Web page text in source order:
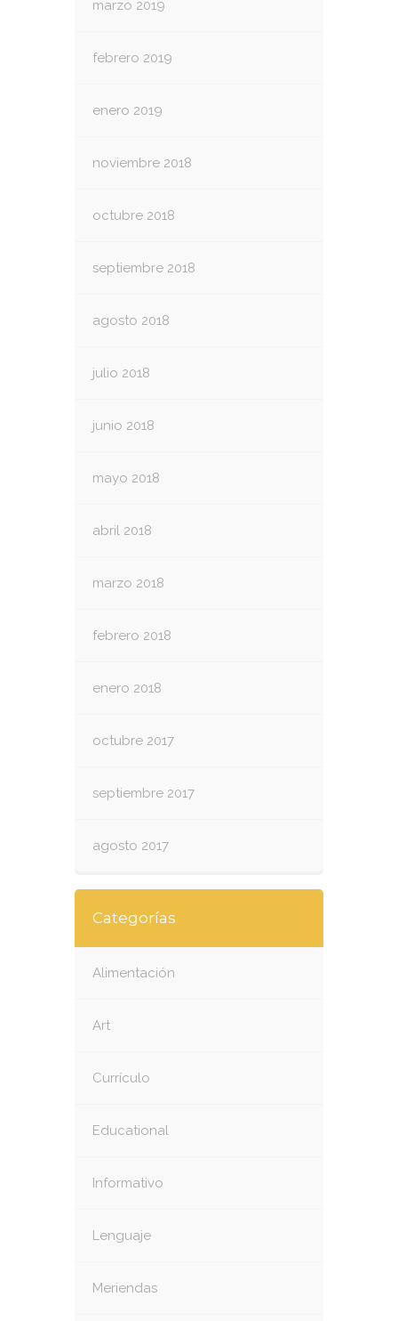
marzo 2019
febrero 2019
enero 2019
noviembre 2018
octubre 2018
septiembre 2018
agosto 2018
julio 2018
junio 2018
mayo 2018
abril 2018
marzo 2018
febrero 2018
enero 2018
octubre 2017
septiembre 2017
agosto 2017
Categorías
Alimentación
Art
Currículo
Educational
Informativo
Lenguaje
Meriendas